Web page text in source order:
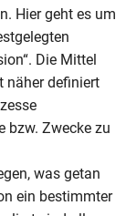
Hier geht es um
Die Mittel
näher definiert
bzw. Zwecke zu
was getan
ein bestimmter